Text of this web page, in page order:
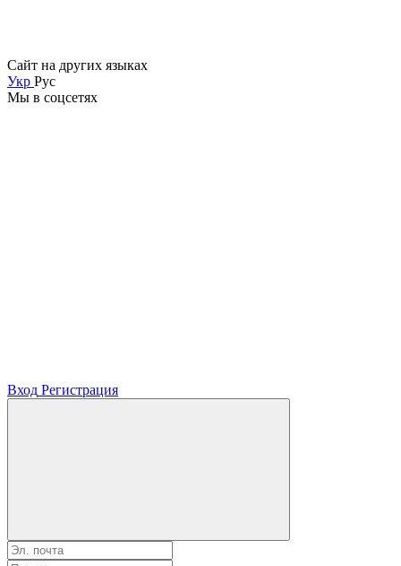
Сайт на других языках
Укр Рус
Мы в соцсетях
Вход Регистрация